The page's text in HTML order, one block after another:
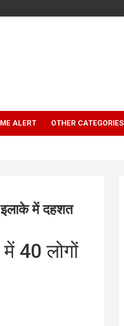
ALERT OTHER CATEGORIES
में दहशत
40 लोगों